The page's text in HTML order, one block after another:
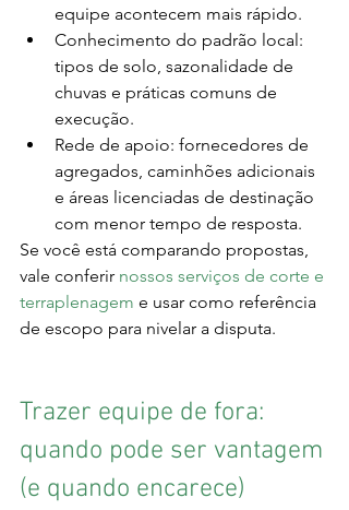
equipe acontecem mais rápido.
Conhecimento do padrão local:
tipos de solo, sazonalidade de
chuvas e práticas comuns de
execução.
Rede de apoio: fornecedores de
agregados, caminhões adicionais
e áreas licenciadas de destinação
com menor tempo de resposta.
Se você está comparando propostas,
vale conferir nossos serviços de corte e
terraplenagem e usar como referência
de escopo para nivelar a disputa.
Trazer equipe de fora:
quando pode ser vantagem
(e quando encarece)